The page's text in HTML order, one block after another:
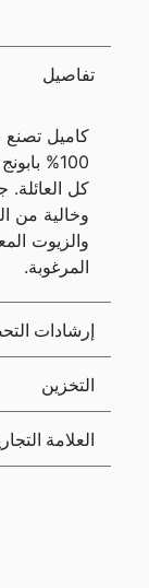
تفاصيل
كاميل تصنع
100%
كل العائلة.
وخالية من
والزيوت
المرغوبة.
إرشادات
التخزين
العلامة